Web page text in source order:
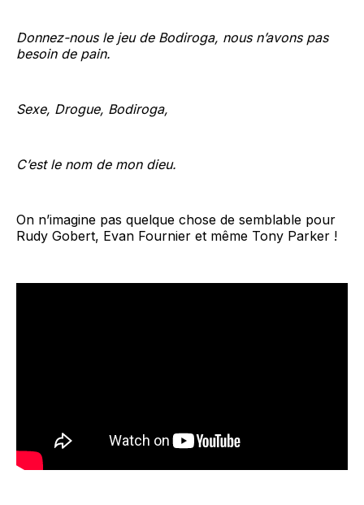
Donnez-nous le jeu de Bodiroga, nous n’avons pas
besoin de pain.
Sexe, Drogue, Bodiroga,
C’est le nom de mon dieu.
On n’imagine pas quelque chose de semblable pour
Rudy Gobert, Evan Fournier et même Tony Parker !